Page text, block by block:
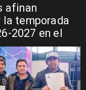
afinan
temporada
2027 en el